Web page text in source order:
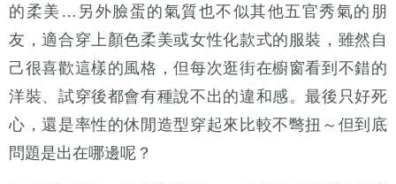
的柔美…另外臉蛋的氣質也不似其他五官秀氣的朋
友，適合穿上顏色柔美或女性化款式的服裝，雖然自
己很喜歡這樣的風格，但每次逛街在櫥窗看到不錯的
洋裝、試穿後都會有種說不出的違和感。最後只好死
心，還是率性的休閒造型穿起來比較不彆扭～但到底
問題是出在哪邊呢？